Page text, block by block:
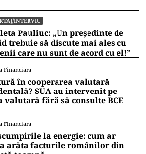
INTERVIU
Pauliuc: „Un președinte de
trebuie să discute mai ales cu
care nu sunt de acord cu el!”
Financiara
în cooperarea valutară
SUA au intervenit pe
valutară fără să consulte BCE
Financiara
la energie: cum ar
arăta facturile românilor din